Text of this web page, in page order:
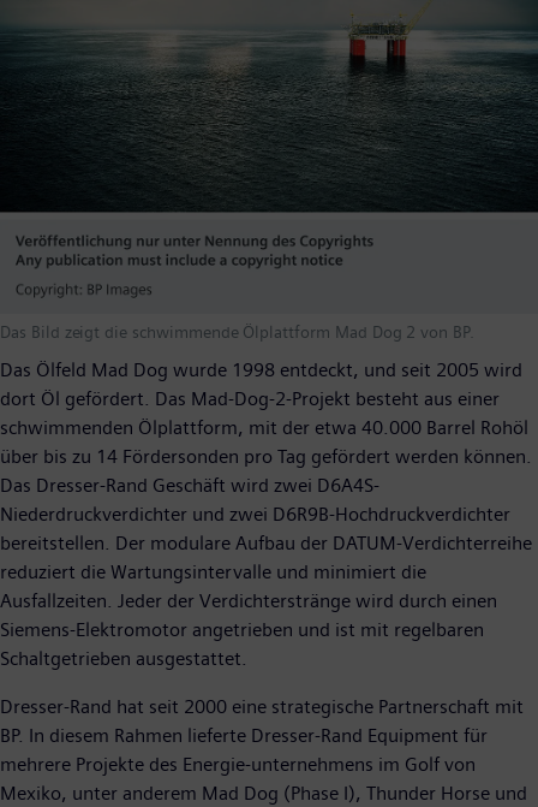
Das Bild zeigt die schwimmende Ölplattform Mad Dog 2 von BP.
Das Ölfeld Mad Dog wurde 1998 entdeckt, und seit 2005 wird
dort Öl gefördert. Das Mad-Dog-2-Projekt besteht aus einer
schwimmenden Ölplattform, mit der etwa 40.000 Barrel Rohöl
über bis zu 14 Fördersonden pro Tag gefördert werden können.
Das Dresser-Rand Geschäft wird zwei D6A4S-
Niederdruckverdichter und zwei D6R9B-Hochdruckverdichter
bereitstellen. Der modulare Aufbau der DATUM-Verdichterreihe
reduziert die Wartungsintervalle und minimiert die
Ausfallzeiten. Jeder der Verdichterstränge wird durch einen
Siemens-Elektromotor angetrieben und ist mit regelbaren
Schaltgetrieben ausgestattet.
Dresser-Rand hat seit 2000 eine strategische Partnerschaft mit
BP. In diesem Rahmen lieferte Dresser-Rand Equipment für
mehrere Projekte des Energie-unternehmens im Golf von
Mexiko, unter anderem Mad Dog (Phase I), Thunder Horse und